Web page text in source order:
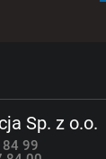
Sp. z o.o.
99